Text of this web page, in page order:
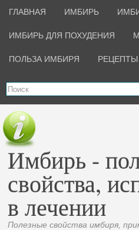
ГЛАВНАЯ ИМБИРЬ
ИМБИРЬ ДЛЯ ПОХУДЕНИЯ
ПОЛЬЗА ИМБИРЯ
Имбирь -
свойства,
в лечении
Полезные свойства имбиря,